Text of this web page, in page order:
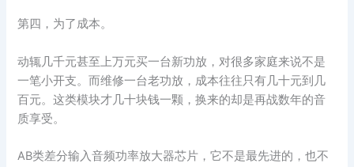
第四，为了成本。
动辄几千元甚至上万元买一台新功放，对很多家庭来说不是
一笔小开支。而维修一台老功放，成本往往只有几十元到几
百元。这类模块才几十块钱一颗，换来的却是再战数年的音
质享受。
AB类差分输入音频功率放大器芯片，它不是最先进的，也不